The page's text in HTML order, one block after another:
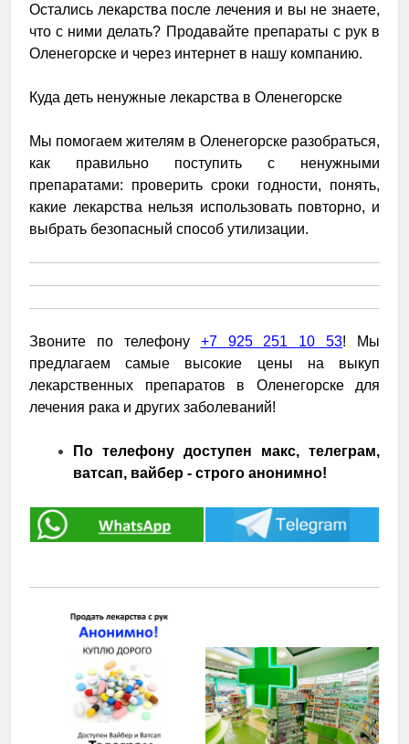
Остались лекарства после лечения и вы не знаете,
что с ними делать? Продавайте препараты с рук в
Оленегорске и через интернет в нашу компанию.
Куда деть ненужные лекарства в Оленегорске
Мы помогаем жителям в Оленегорске разобраться,
как правильно поступить с ненужными
препаратами: проверить сроки годности, понять,
какие лекарства нельзя использовать повторно, и
выбрать безопасный способ утилизации.
Звоните по телефону +7 925 251 10 53! Мы
предлагаем самые высокие цены на выкуп
лекарственных препаратов в Оленегорске для
лечения рака и других заболеваний!
По телефону доступен макс, телеграм,
ватсап, вайбер - строго анонимно!